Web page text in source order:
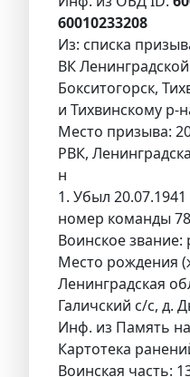
60010233208
Из: списка
ВК
Бокситогорск,
и Тихвинскому р-
Место призыва:
РВК,
н
1. Убыл
номер команды 78
Воинское звание:
Место рождения
Ленинградская
Галичский с/с, д.
Инф. из Память
Картотека
Воинская часть: